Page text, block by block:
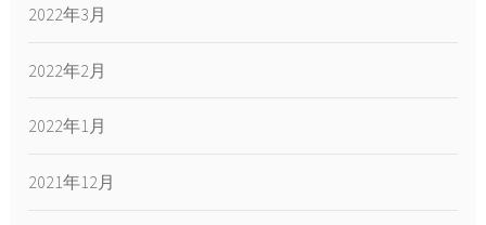
2022年3月
2022年2月
2022年1月
2021年12月